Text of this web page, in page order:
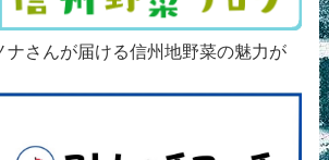
ナさんが届ける信州地野菜の魅力が